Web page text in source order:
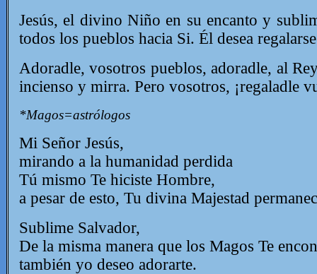
Jesús, el divino Niño en su encanto y
todos los pueblos hacia Si. Él desea
Adoradle, vosotros pueblos, adoradle, al
incienso y mirra. Pero vosotros, ¡regaladle
*Magos=astrólogos
Mi Señor Jesús,
mirando a la humanidad perdida
Tú mismo Te hiciste Hombre,
a pesar de esto, Tu divina Majestad
Sublime Salvador,
De la misma manera que los Magos Te
también yo deseo adorarte.